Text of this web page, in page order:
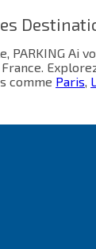
PARKING Ai
comme Paris,